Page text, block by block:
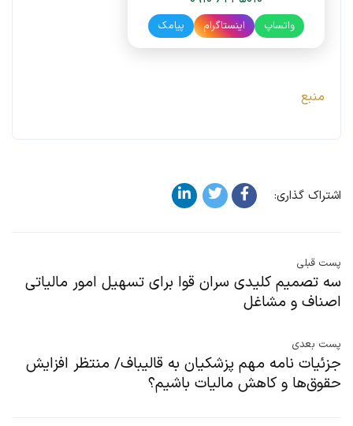
واتساپ اینستاگرام پیامک
منبع
اشتراک گذاری:
پست قبلی
سه تصمیم کلیدی سران قوا برای تسهیل امور مالیاتی
اصناف و مشاغل
پست بعدی
جزئیات نامه مهم پزشکیان به قالیباف/ منتظر افزایش
حقوق‌ها و کاهش مالیات باشیم؟